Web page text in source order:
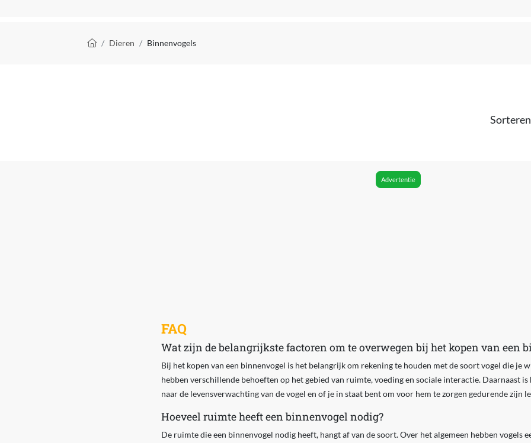
Kruimelpad
Dieren Binnenvogels
Advertentie
FAQ
Wat zijn de belangrijkste factoren om te overwegen bij het kopen van een
Bij het kopen van een binnenvogel is het belangrijk om rekening te houden met de soort vogel die je
hebben verschillende behoeften op het gebied van ruimte, voeding en sociale interactie. Daarnaast
naar de levensverwachting van de vogel en of je in staat bent om voor hem te zorgen gedurende zijn
Hoeveel ruimte heeft een binnenvogel nodig?
De ruimte die een binnenvogel nodig heeft, hangt af van de soort. Over het algemeen hebben vogels